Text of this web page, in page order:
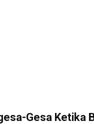
Gesa Ketika